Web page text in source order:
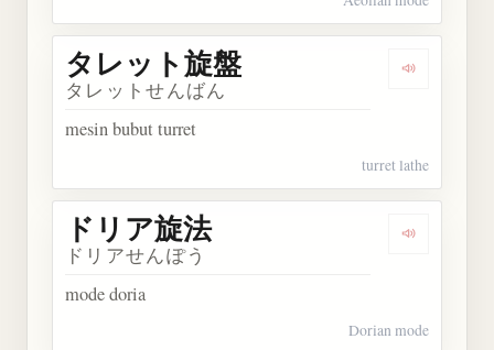
Dengarkan
タレット旋盤
タレットせんばん
mesin bubut turret
turret lathe
Dengarkan
ドリア旋法
ドリアせんぽう
mode doria
Dorian mode